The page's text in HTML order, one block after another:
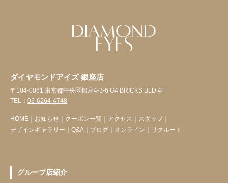
ダイヤモンドアイズ 銀座店
〒104-0061 東京都中央区銀座4-3-6 G4 BRICKS BLD 4F
TEL： 03-6264-4748
HOME ｜ お知らせ ｜ クーポン一覧 ｜ アクセス ｜ スタッフ ｜
デザインギャラリー ｜ Q&A ｜ ブログ ｜ オンライン ｜ リクルート
グループ店紹介